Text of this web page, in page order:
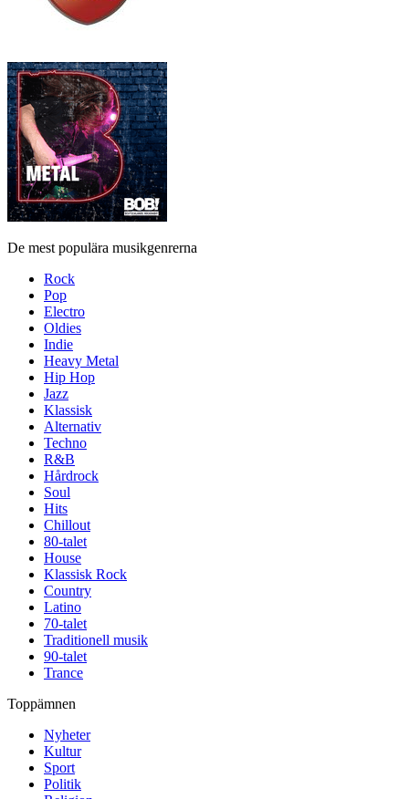
De mest populära musikgenrerna
Rock
Pop
Electro
Oldies
Indie
Heavy Metal
Hip Hop
Jazz
Klassisk
Alternativ
Techno
R&B
Hårdrock
Soul
Hits
Chillout
80-talet
House
Klassisk Rock
Country
Latino
70-talet
Traditionell musik
90-talet
Trance
Toppämnen
Nyheter
Kultur
Sport
Politik